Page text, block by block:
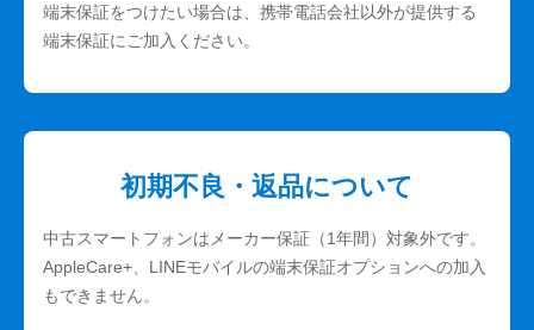
端末保証をつけたい場合は、携帯電話会社以外が提供する
端末保証にご加入ください。
初期不良・返品について
中古スマートフォンはメーカー保証（1年間）対象外です。
AppleCare+、LINEモバイルの端末保証オプションへの加入
もできません。